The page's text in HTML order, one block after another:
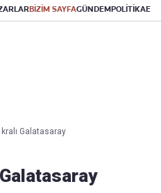
BİZİM SAYFAGÜNDEMPOLİTİKA
kralı Galatasaray